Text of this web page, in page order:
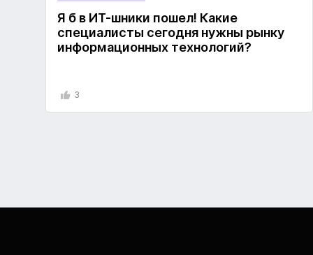
Я б в ИТ-шники пошел! Какие
специалисты сегодня нужны рынку
информационных технологий?
3